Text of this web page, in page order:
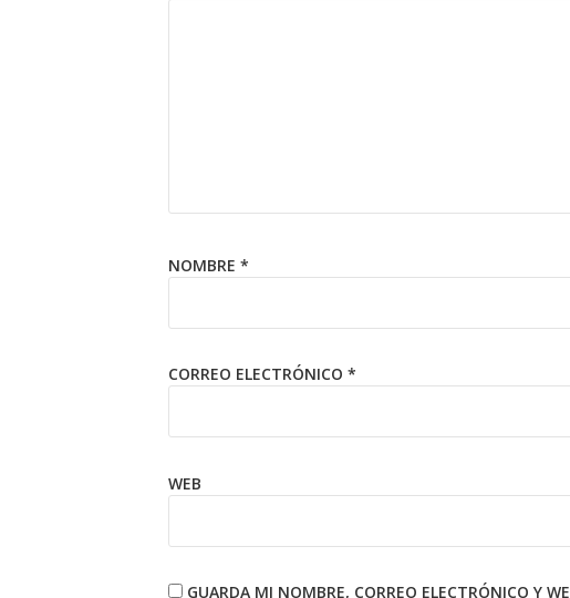
NOMBRE *
CORREO ELECTRÓNICO *
WEB
GUARDA MI NOMBRE, CORREO ELECTRÓNICO Y